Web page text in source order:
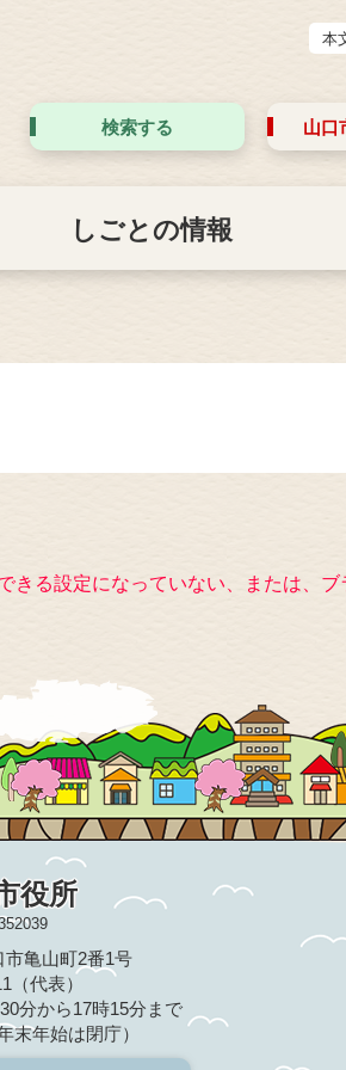
本
検索する 山口
しごとの情報
きる設定になっていない、または、
役所
亀山町2番1号
（代表）
分から17時15分まで
末年始は閉庁）